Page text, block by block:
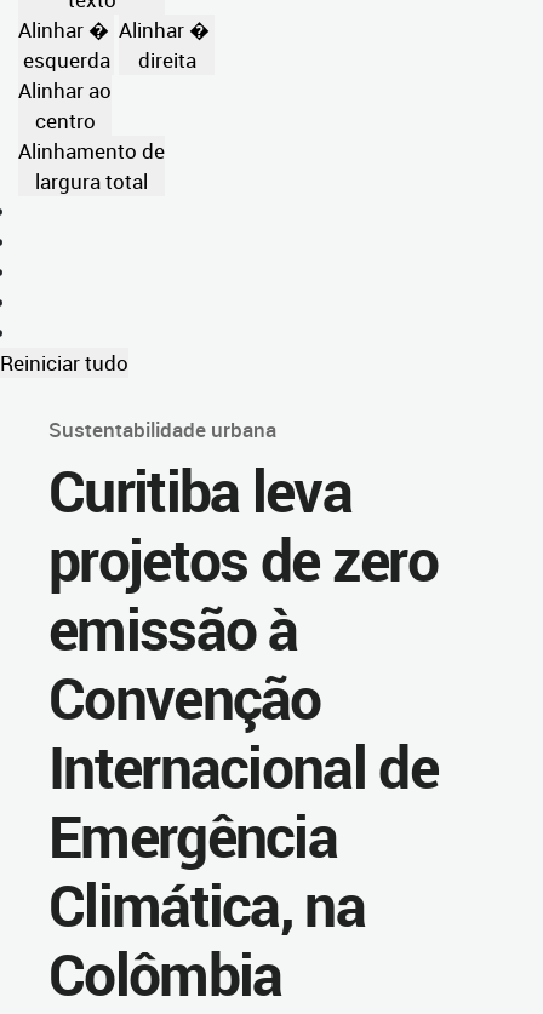
Alinhar �
esquerda
Alinhar �
direita
Alinhar ao
centro
Alinhamento de
largura total
Reiniciar tudo
Sustentabilidade urbana
Curitiba leva
projetos de zero
emissão à
Convenção
Internacional de
Emergência
Climática, na
Colômbia